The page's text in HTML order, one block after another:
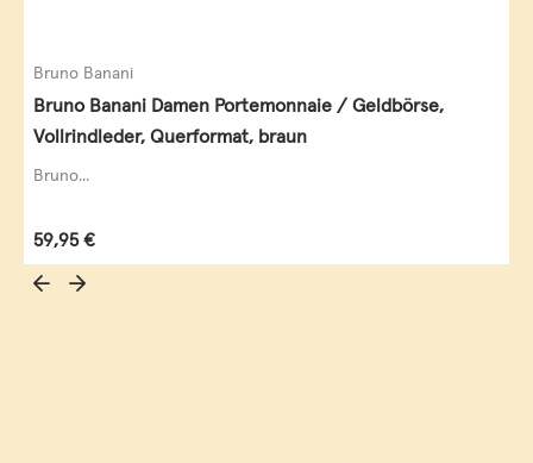
Bruno Banani
Bruno Banani Damen Portemonnaie / Geldbörse,
Vollrindleder, Querformat, braun
Bruno...
Regulärer Preis:
59,95 €